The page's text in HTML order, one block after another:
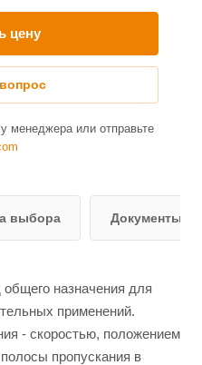
цену
менеджера или отправьте
выбора Документы и
назначения для
применений.
- скоростью, положением
пропускания в